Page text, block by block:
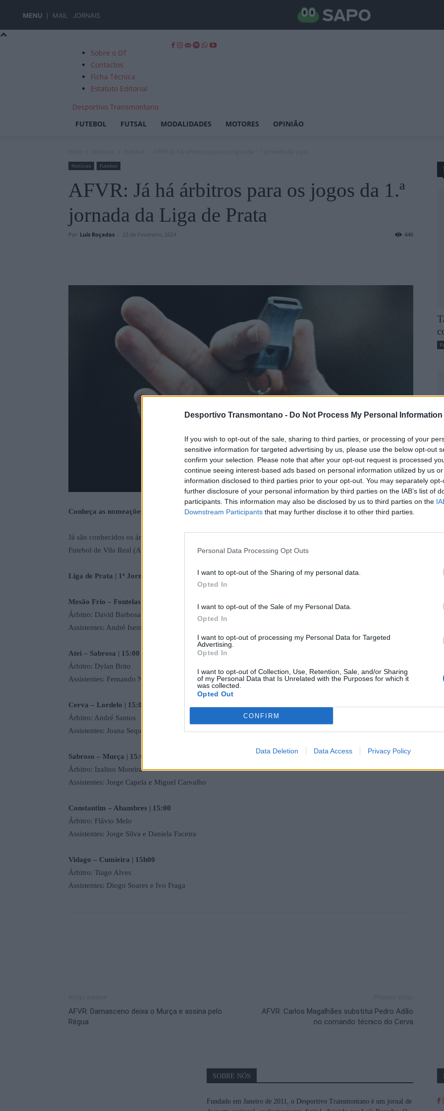
Desportivo Transmontano - Do Not Process My Personal Information
If you wish to opt-out of the sale, sharing to third parties, or processing of your
sensitive information for targeted advertising by us, please use the below opt-out
confirm your selection. Please note that after your opt-out request is processed
continue seeing interest-based ads based on personal information utilized by us
information disclosed to third parties prior to your opt-out. You may separately
further disclosure of your personal information by third parties on the IAB’s list of
participants. This information may also be disclosed by us to third parties on the
Downstream Participants that may further disclose it to other third parties.
Personal Data Processing Opt Outs
I want to opt-out of the Sharing of my personal data.
Opted In
I want to opt-out of the Sale of my Personal Data.
Opted In
I want to opt-out of processing my Personal Data for Targeted
Advertising.
Opted In
I want to opt-out of Collection, Use, Retention, Sale, and/or Sharing
of my Personal Data that Is Unrelated with the Purposes for which it
was collected.
Opted Out
CONFIRM
Data Deletion Data Access Privacy Policy
MENU MAIL JORNAIS
Sobre o DT
Contactos
Ficha Técnica
Estatuto Editorial
Desportivo Transmontano
FUTEBOL
FUTSAL MODALIDADES MOTORES OPINIÃO
Notícias Futebol
AFVR: Já há árbitros para os jogos da 1.ª
jornada da Liga de Prata
Por Luís Roçadas - 23 de Fevereiro, 2024 446
Conheça as nomeações para os seis encontros da ronda inaugural
Já são conhecidos os árbitros para os encontros da 1.ª jornada da Liga de Prata, anunciados pela Associação de
Futebol de Vila Real (AFVR), esta sexta-feira.
Liga de Prata | 1ª Jornada
Mesão Frio – Fontelas | 15:00
Árbitro: David Barbosa
Assistentes: André Isento e Cláudio Monteiro
Atei – Sabrosa | 15:00
Árbitro: Dylan Brito
Assistentes: Fernando Nunes e Mário Monteiro
Cerva – Lordelo | 15:00
Árbitro: André Santos
Assistentes: Joana Sequeira e António Mestre
Sabroso – Murça | 15:00
Árbitro: Izalino Moreira
Assistentes: Jorge Capela e Miguel Carvalho
Constantim – Abambres | 15:00
Árbitro: Flávio Melo
Assistentes: Jorge Silva e Daniela Faceira
Vidago – Cumieira | 15h00
Árbitro: Tiago Alves
Assistentes: Diogo Soares e Ivo Fraga
AFVR: Damasceno deixa o Murça e assina pelo
Régua
AFVR: Carlos Magalhães substitui Pedro Adão
no comando técnico do Cerva
SOBRE NÓS
Fundado em Janeiro de 2011, o Desportivo Transmontano é um jornal de